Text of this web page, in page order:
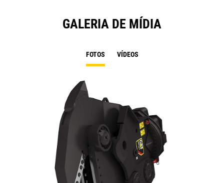
GALERIA DE MÍDIA
FOTOS VÍDEOS